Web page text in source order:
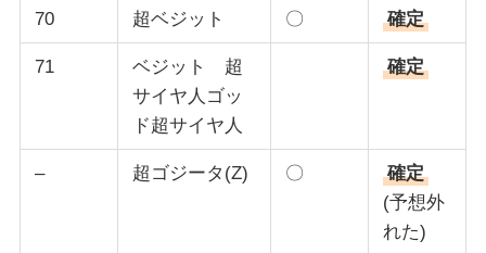
70 超ベジット 〇 確定
71
ベジット 超
サイヤ人ゴッ
ド超サイヤ人
確定
– 超ゴジータ(Z) 〇
確定
(予想外
れた)